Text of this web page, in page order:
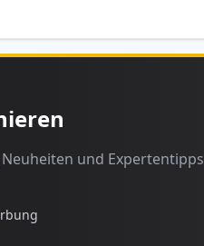
und Expertentipps